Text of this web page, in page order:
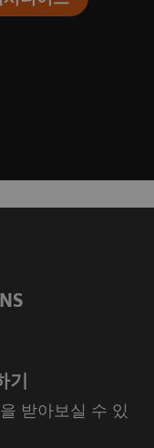
받아보실 수 있